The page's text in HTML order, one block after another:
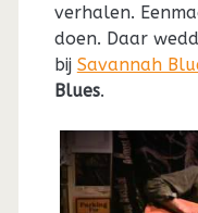
verhalen.
doen. Daar
bij Savannah
Blues.